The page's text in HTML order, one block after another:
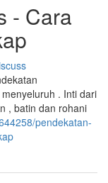
- Cara
. Inti dari
, batin dan rohani
pendekatan-